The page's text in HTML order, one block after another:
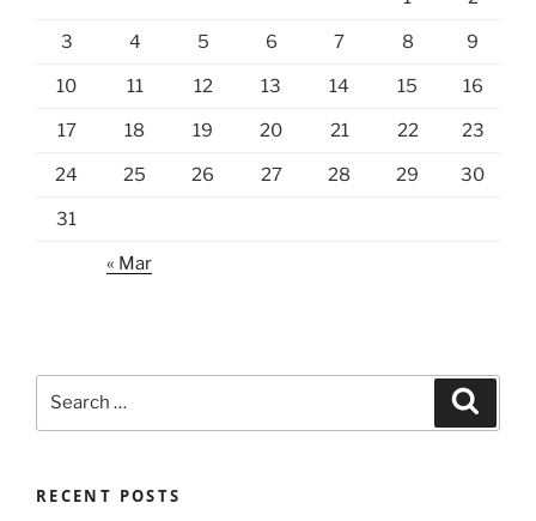
3 4 5 6 7 8 9
10 11 12 13 14 15 16
17 18 19 20 21 22 23
24 25 26 27 28 29 30
31
« Mar
RECENT POSTS